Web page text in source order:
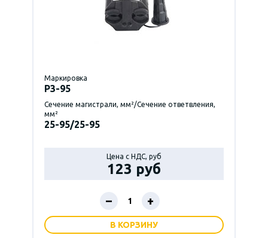
Маркировка
P3-95
Сечение магистрали, мм²/Сечение ответвления,
мм²
25-95/25-95
Цена с НДС, руб
123 руб
– +
В КОРЗИНУ